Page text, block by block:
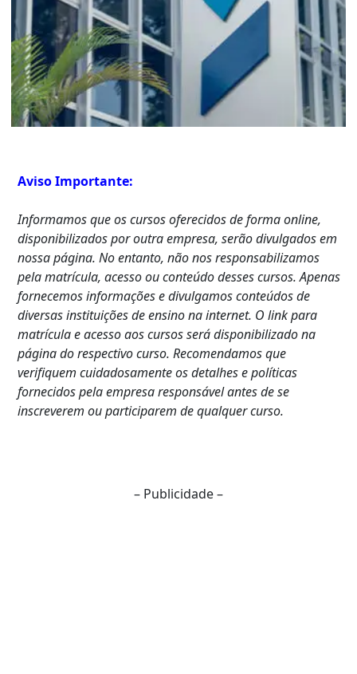
Aviso Importante:
Informamos que os cursos oferecidos de forma online,
disponibilizados por outra empresa, serão divulgados em
nossa página. No entanto, não nos responsabilizamos
pela matrícula, acesso ou conteúdo desses cursos. Apenas
fornecemos informações e divulgamos conteúdos de
diversas instituições de ensino na internet. O link para
matrícula e acesso aos cursos será disponibilizado na
página do respectivo curso. Recomendamos que
verifiquem cuidadosamente os detalhes e políticas
fornecidos pela empresa responsável antes de se
inscreverem ou participarem de qualquer curso.
– Publicidade –